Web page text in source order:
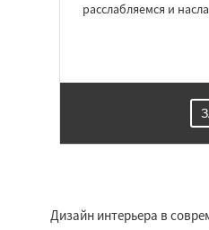
расслабляемся и
Дизайн интерьера в